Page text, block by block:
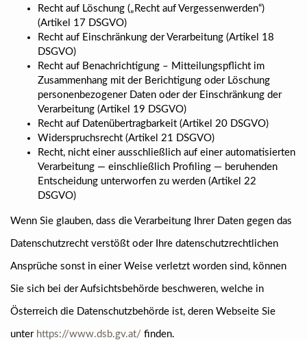
Recht auf Löschung („Recht auf Vergessenwerden“)
(Artikel 17 DSGVO)
Recht auf Einschränkung der Verarbeitung (Artikel 18
DSGVO)
Recht auf Benachrichtigung – Mitteilungspflicht im
Zusammenhang mit der Berichtigung oder Löschung
personenbezogener Daten oder der Einschränkung der
Verarbeitung (Artikel 19 DSGVO)
Recht auf Datenübertragbarkeit (Artikel 20 DSGVO)
Widerspruchsrecht (Artikel 21 DSGVO)
Recht, nicht einer ausschließlich auf einer automatisierten
Verarbeitung — einschließlich Profiling — beruhenden
Entscheidung unterworfen zu werden (Artikel 22
DSGVO)
Wenn Sie glauben, dass die Verarbeitung Ihrer Daten gegen das
Datenschutzrecht verstößt oder Ihre datenschutzrechtlichen
Ansprüche sonst in einer Weise verletzt worden sind, können
Sie sich bei der Aufsichtsbehörde beschweren, welche in
Österreich die Datenschutzbehörde ist, deren Webseite Sie
unter https://www.dsb.gv.at/ finden.